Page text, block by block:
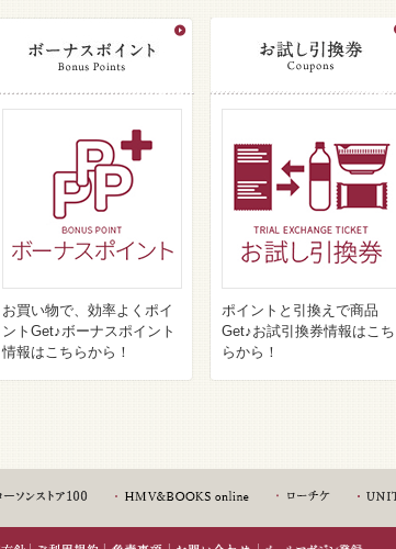
お買い物で、効率よくポイ
ントGet♪ボーナスポイント
情報はこちらから！
ポイントと引換えで商品
Get♪お試引換券情報はこち
らから！